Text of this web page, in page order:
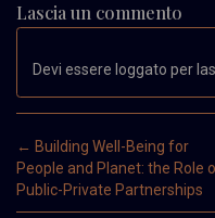
Lascia un commento
Devi essere loggato per
Post navigation
← Building Well-Being for
People and Planet: the Role
Public-Private Partnerships